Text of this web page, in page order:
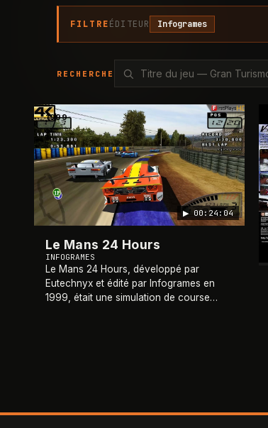
FILTREÉDITEUR Infogrames
RECHERCHE
1999
▶ 00:24:04
Le Mans 24 Hours
INFOGRAMES
Le Mans 24 Hours, développé par
Eutechnyx et édité par Infogrames en
1999, était une simulation de course